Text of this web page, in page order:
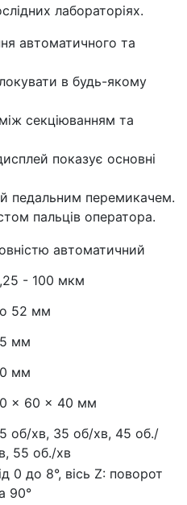
лабораторіях.
автоматичного та
в будь-якому
секціюванням та
показує основні
педальним перемикачем.
пальців оператора.
автоматичний
- 100 мкм
52 мм
мм
мм
x 60 x 40 мм
об/хв, 35 об/хв, 45 об./
55 об./хв
0 до 8°, вісь Z: поворот
90°